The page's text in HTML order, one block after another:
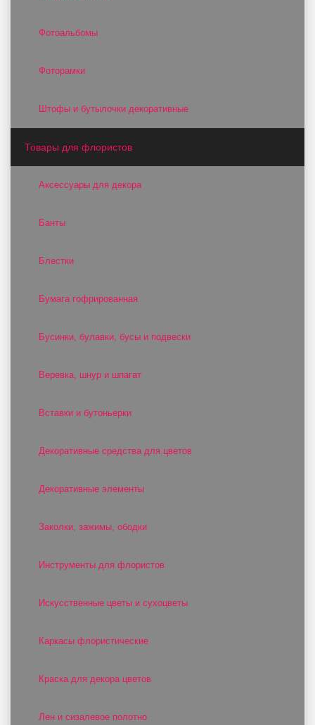
Фотоальбомы
Фоторамки
Штофы и бутылочки декоративные
Товары для флористов
Аксессуары для декора
Банты
Блестки
Бумага гофрированная
Бусинки, булавки, бусы и подвески
Веревка, шнур и шпагат
Вставки и бутоньерки
Декоративные средства для цветов
Декоративные элементы
Заколки, зажимы, ободки
Инструменты для флористов
Искусственные цветы и сухоцветы
Каркасы флористические
Краска для декора цветов
Лен и сизалевое полотно